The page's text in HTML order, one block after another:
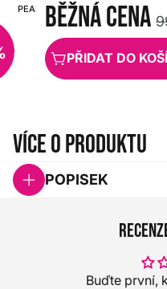
PEARL
HX0000000002965
Běžná cena
PŘIDAT DO
Více o produktu
POPISEK
Buďte první,